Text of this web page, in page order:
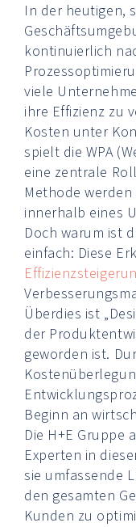
In der heutigen,
kontinuierlich
viele
ihre Effizienz zu
Kosten unter
spielt die WPA
eine zentrale
Methode
innerhalb eines
Doch warum ist
einfach: Diese
Überdies ist
der
geworden ist.
Beginn an
Die H+E Gruppe
Experten in
sie umfassende
den gesamten
Kunden zu